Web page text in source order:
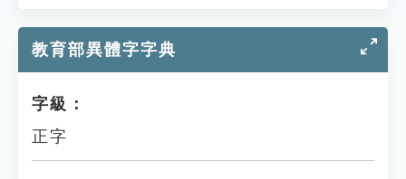
教育部異體字字典
字級：
正字